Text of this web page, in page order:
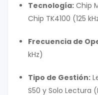
Tecnología: Chip
Chip TK4100 (125
Frecuencia de
kHz)
Tipo de Gestión:
S50 y Solo Lectura